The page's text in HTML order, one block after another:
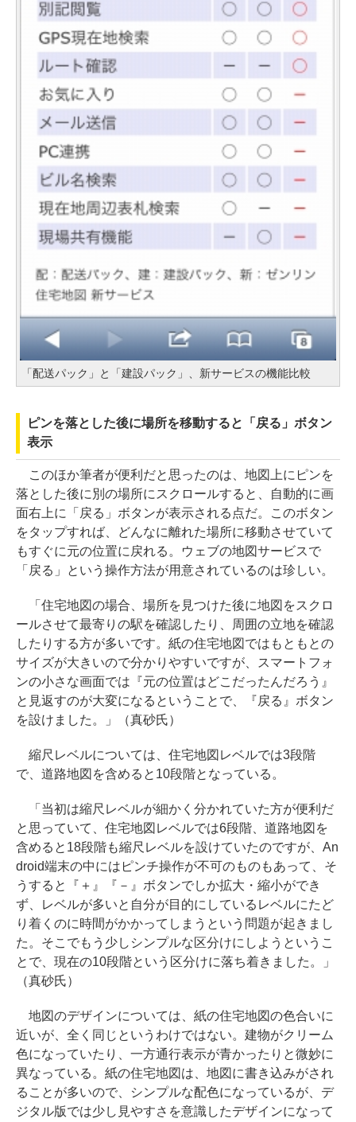
「配送パック」と「建設パック」、新サービスの機能比較
ピンを落とした後に場所を移動すると「戻る」ボタン
表示
このほか筆者が便利だと思ったのは、地図上にピンを
落とした後に別の場所にスクロールすると、自動的に画
面右上に「戻る」ボタンが表示される点だ。このボタン
をタップすれば、どんなに離れた場所に移動させていて
もすぐに元の位置に戻れる。ウェブの地図サービスで
「戻る」という操作方法が用意されているのは珍しい。
「住宅地図の場合、場所を見つけた後に地図をスクロ
ールさせて最寄りの駅を確認したり、周囲の立地を確認
したりする方が多いです。紙の住宅地図ではもともとの
サイズが大きいので分かりやすいですが、スマートフォ
ンの小さな画面では『元の位置はどこだったんだろう』
と見返すのが大変になるということで、『戻る』ボタン
を設けました。」（真砂氏）
縮尺レベルについては、住宅地図レベルでは3段階
で、道路地図を含めると10段階となっている。
「当初は縮尺レベルが細かく分かれていた方が便利だ
と思っていて、住宅地図レベルでは6段階、道路地図を
含めると18段階も縮尺レベルを設けていたのですが、An
droid端末の中にはピンチ操作が不可のものもあって、そ
うすると『＋』『－』ボタンでしか拡大・縮小ができ
ず、レベルが多いと自分が目的にしているレベルにたど
り着くのに時間がかかってしまうという問題が起きまし
た。そこでもう少しシンプルな区分けにしようというこ
とで、現在の10段階という区分けに落ち着きました。」
（真砂氏）
地図のデザインについては、紙の住宅地図の色合いに
近いが、全く同じというわけではない。建物がクリーム
色になっていたり、一方通行表示が青かったりと微妙に
異なっている。紙の住宅地図は、地図に書き込みがされ
ることが多いので、シンプルな配色になっているが、デ
ジタル版では少し見やすさを意識したデザインになって